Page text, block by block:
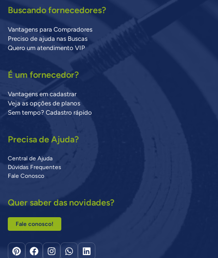
Buscando fornecedores?
Vantagens para Compradores
Preciso de ajuda nas Buscas
Quero um atendimento VIP
É um fornecedor?
Vantagens em cadastrar
Veja as opções de planos
Sem tempo? Cadastro rápido
Precisa de Ajuda?
Central de Ajuda
Dúvidas Frequentes
Fale Conosco
Quer saber das novidades?
Fale conosco!